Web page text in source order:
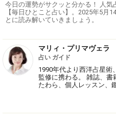
今日の運勢がサクッと分かる！ 人
【毎日ひとこと占い】。2025年5月
とに読み解いていきましょう。
マリィ・プリマヴェラ
占い ガイド
1990年代より西洋占星術
監修に携わる。 雑誌、
たわら、個人レッスン、